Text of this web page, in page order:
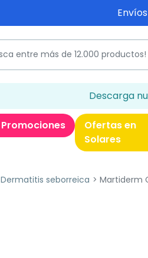
Envíos
Descarga
Promociones
Ofertas en
Solares
Dermatitis seborreica Martiderm